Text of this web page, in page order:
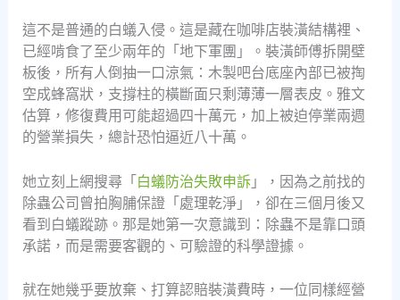
這不是普通的白蟻入侵。這是藏在咖啡店裝潢結構裡、
已經啃食了至少兩年的「地下軍團」。裝潢師傅拆開壁
板後，所有人倒抽一口涼氣：木製吧台底座內部已被掏
空成蜂窩狀，支撐柱的橫斷面只剩薄薄一層表皮。雅文
估算，修復費用可能超過四十萬元，加上被迫停業兩週
的營業損失，總計恐怕逼近八十萬。
她立刻上網搜尋「白蟻防治失敗申訴」，因為之前找的
除蟲公司曾拍胸脯保證「處理乾淨」，卻在三個月後又
看到白蟻蹤跡。那是她第一次意識到：除蟲不是靠口頭
承諾，而是需要客觀的、可驗證的科學證據。
就在她幾乎要放棄、打算認賠裝潢費時，一位同樣經營